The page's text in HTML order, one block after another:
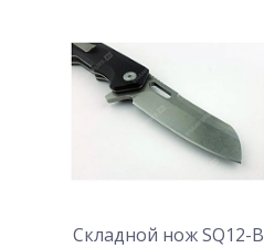
Складной нож SQ12-B